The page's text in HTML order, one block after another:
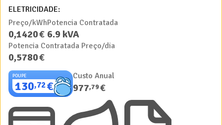
ELETRICIDADE:
Preço/kWh
0,1420€
Potencia Contratada
6.9 kVA
Potencia Contratada Preço/dia
0,5780€
POUPE
130,72€
Custo Anual
977,79€